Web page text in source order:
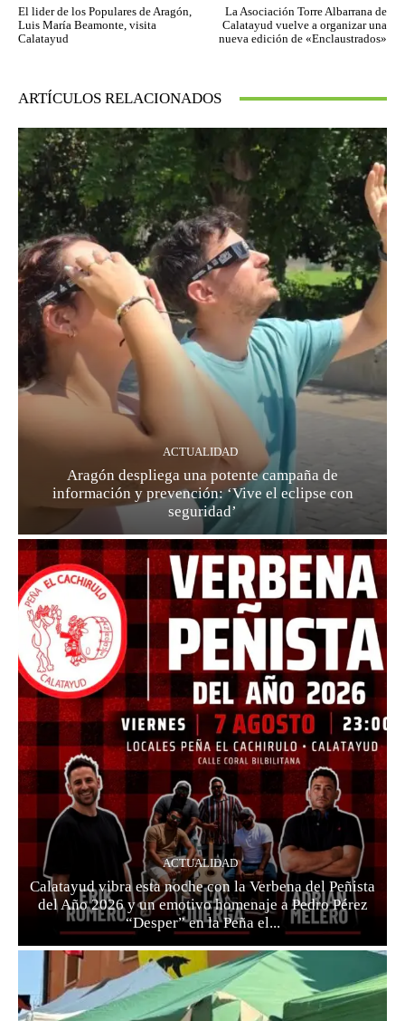
El lider de los Populares de Aragón,
Luis María Beamonte, visita
Calatayud
La Asociación Torre Albarrana de
Calatayud vuelve a organizar una
nueva edición de «Enclaustrados»
ARTÍCULOS RELACIONADOS
ACTUALIDAD
Aragón despliega una potente campaña de
información y prevención: ‘Vive el eclipse con
seguridad’
ACTUALIDAD
Calatayud vibra esta noche con la Verbena del Peñista
del Año 2026 y un emotivo homenaje a Pedro Pérez
“Desper” en la Peña el...